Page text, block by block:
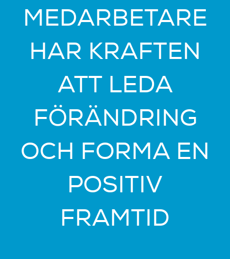
MEDARBETARE
HAR KRAFTEN
ATT LEDA
FÖRÄNDRING
OCH FORMA EN
POSITIV
FRAMTID